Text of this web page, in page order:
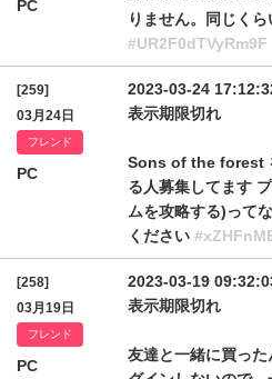
PC
りません。同じく
#UR2F0dTVyRm9F
[259]
03月24日
フレンド
PC
2023-03-24
表示期限切れ
Sons of the forest
る人募集してます
ムを攻略する)って
ください
[258]
03月19日
フレンド
PC
2023-03-19
表示期限切れ
友達と一緒に買っ